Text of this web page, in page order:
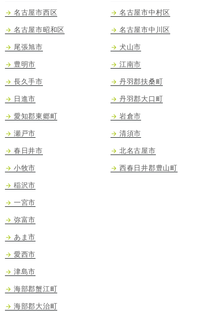
名古屋市西区
名古屋市昭和区
名古屋市中村区
名古屋市中川区
尾張旭市
豊明市
長久手市
日進市
愛知郡東郷町
瀬戸市
春日井市
小牧市
犬山市
江南市
丹羽郡扶桑町
丹羽郡大口町
岩倉市
清須市
北名古屋市
西春日井郡豊山町
稲沢市
一宮市
弥富市
あま市
愛西市
津島市
海部郡蟹江町
海部郡大治町